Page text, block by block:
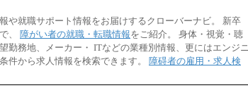
や就職サポート情報をお届けするクローバーナビ。 新卒
、 障がい者の就職・転職情報をご紹介。 身体・視覚・聴
勤務地、メーカー・ ITなどの業種別情報、更にはエンジニ
件から求人情報を検索できます。 障碍者の雇用・求人検